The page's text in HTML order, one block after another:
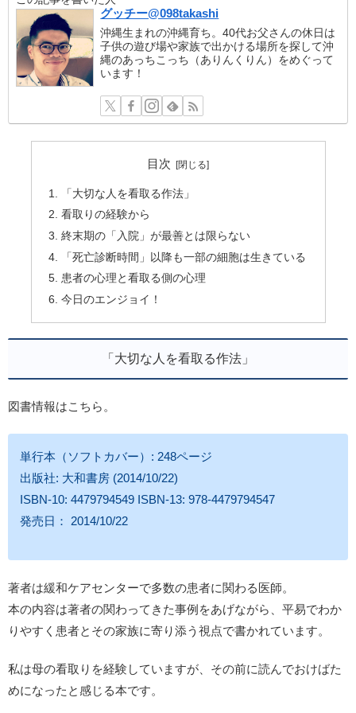
グッチー@098takashi
沖縄生まれの沖縄育ち。40代お父さんの休日は
子供の遊び場や家族で出かける場所を探して沖
縄のあっちこっち（ありんくりん）をめぐって
います！
目次
「大切な人を看取る作法」
看取りの経験から
終末期の「入院」が最善とは限らない
「死亡診断時間」以降も一部の細胞は生きている
患者の心理と看取る側の心理
今日のエンジョイ！
「大切な人を看取る作法」
図書情報はこちら。
単行本（ソフトカバー）: 248ページ
出版社: 大和書房 (2014/10/22)
ISBN-10: 4479794549 ISBN-13: 978-4479794547
発売日： 2014/10/22
著者は緩和ケアセンターで多数の患者に関わる医師。
本の内容は著者の関わってきた事例をあげながら、平易でわか
りやすく患者とその家族に寄り添う視点で書かれています。
私は母の看取りを経験していますが、その前に読んでおけばた
めになったと感じる本です。